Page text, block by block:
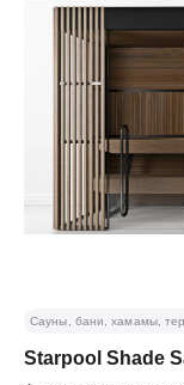
Starpool Shade
Сауны, бани, хамамы,